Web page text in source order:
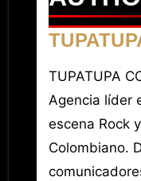
TUPATUPA
Agencia líder
escena Rock
Colombiano.